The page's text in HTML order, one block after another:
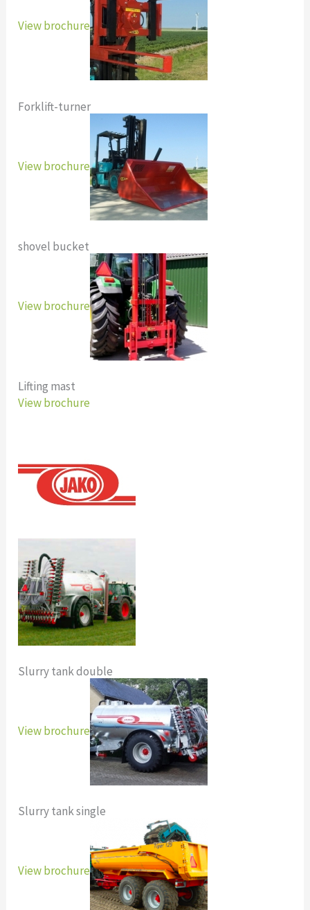
View brochure
Forklift-turner
View brochure
shovel bucket
View brochure
Lifting mast
View brochure
Slurry tank double
View brochure
Slurry tank single
View brochure